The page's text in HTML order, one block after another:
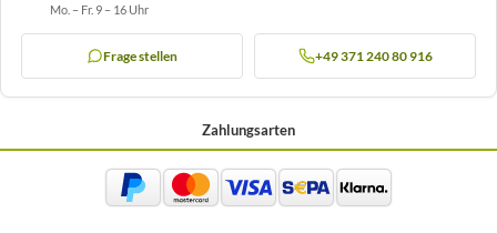
Mo. – Fr. 9 – 16 Uhr
Frage stellen +49 371 240 80 916
Zahlungsarten